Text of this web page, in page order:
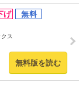
ス
無料版を読む